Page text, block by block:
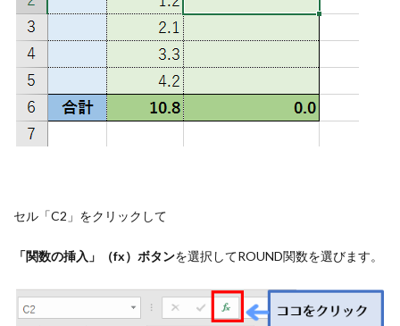
セル「C2」をクリックして
「関数の挿入」（fx）ボタンを選択してROUND関数を選びます。